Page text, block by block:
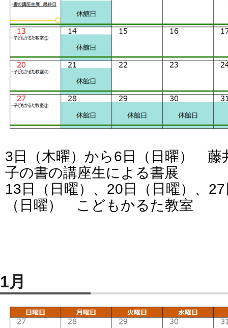
3日（木曜）から6日（日曜） 藤
子の書の講座生による書展
13日（日曜）、20日（日曜）、27
（日曜） こどもかるた教室
1月